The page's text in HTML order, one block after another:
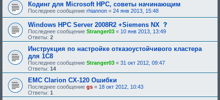
о
д
о
б
р
е
н
и
я
:
ю
щ
е
е
о
о
б
е
н
и
:
Кодинг для Microsoft HPC, советы начинающим
Последнее сообщение rhiannon « 24 янв 2013, 15:48
Windows HPC Server 2008R2 +Siemens NX
б
щ
е
Последнее сообщение Stranger03 « 10 янв 2013, 13:49
Ответы: 2
Инструкция по настройке отказоустойчивого кластера
для 1С8
Последнее сообщение Stranger03 « 31 окт 2012, 09:47
Ответы: 14
EMC Clarion CX-120 Ошибки
Последнее сообщение gs « 18 окт 2012, 10:43
Ответы: 1